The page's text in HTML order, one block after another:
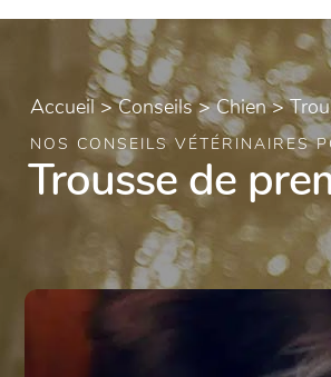
Accueil>Conseils>Chien>
NOS CONSEILS VÉTÉRINAIRES
Trousse de